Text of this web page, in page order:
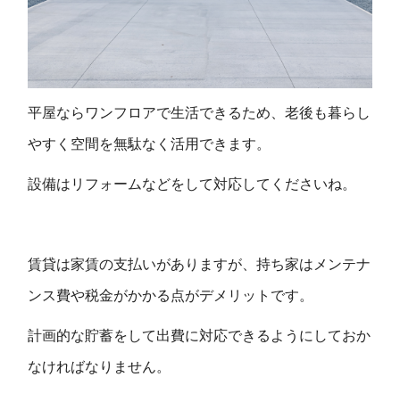
平屋ならワンフロアで生活できるため、老後も暮らし
やすく空間を無駄なく活用できます。
設備はリフォームなどをして対応してくださいね。
賃貸は家賃の支払いがありますが、持ち家はメンテナ
ンス費や税金がかかる点がデメリットです。
計画的な貯蓄をして出費に対応できるようにしておか
なければなりません。